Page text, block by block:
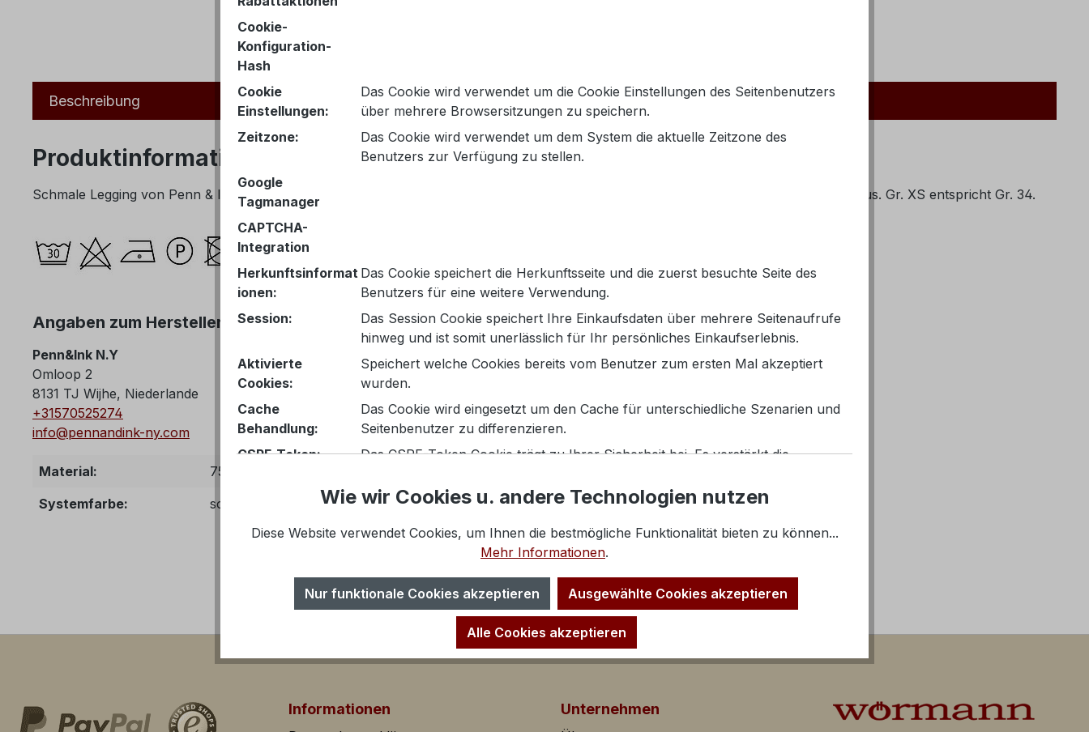
Beschreibung
Produktinformationen "Penn and Ink Legging in schwarz"
Schmale Legging von Penn & Ink aus einer sehr angenehm zu tragenden technischen Jerseyqualität. Die Legging fällt größengerecht aus. Gr. XS entspricht Gr. 34.
Angaben zum Hersteller (Informationspflichten zur GPSR Produktsicherheitsverordnung)
Penn&Ink N.Y
Omloop 2
8131 TJ Wijhe, Niederlande
+31570525274
info@pennandink-ny.com
Material:
75% Polyamid, 25% Elasthan
Systemfarbe:
schwarz
Informationen Unternehmen
Cookie-
Konfiguration-
Hash
Cookie
Einstellungen:
Das Cookie wird verwendet um die Cookie Einstellungen des Seitenbenutzers
über mehrere Browsersitzungen zu speichern.
Zeitzone:
Das Cookie wird verwendet um dem System die aktuelle Zeitzone des
Benutzers zur Verfügung zu stellen.
Google
Tagmanager
CAPTCHA-
Integration
Herkunftsinformat
ionen:
Das Cookie speichert die Herkunftsseite und die zuerst besuchte Seite des
Benutzers für eine weitere Verwendung.
Session:
Das Session Cookie speichert Ihre Einkaufsdaten über mehrere Seitenaufrufe
hinweg und ist somit unerlässlich für Ihr persönliches Einkaufserlebnis.
Aktivierte
Cookies:
Speichert welche Cookies bereits vom Benutzer zum ersten Mal akzeptiert
wurden.
Cache
Behandlung:
Das Cookie wird eingesetzt um den Cache für unterschiedliche Szenarien und
Seitenbenutzer zu differenzieren.
CSRF-Token:
Das CSRF-Token Cookie trägt zu Ihrer Sicherheit bei. Es verstärkt die
PayPal-Zahlungen
Komfortfunktionen
Inaktiv
Vimeo-Video
Inaktiv
Wie wir Cookies u. andere Technologien nutzen
Diese Website verwendet Cookies, um Ihnen die bestmögliche Funktionalität bieten zu können...
Mehr Informationen.
Nur funktionale Cookies akzeptieren Ausgewählte Cookies akzeptieren
Alle Cookies akzeptieren